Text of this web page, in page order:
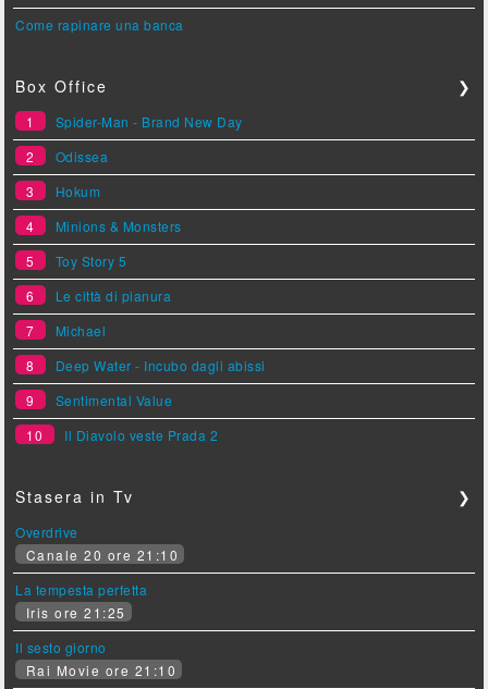
Come rapinare una banca
Box Office ❯
1
Spider-Man - Brand New Day
2
Odissea
3
Hokum
4
Minions & Monsters
5
Toy Story 5
6
Le città di pianura
7
Michael
8
Deep Water - Incubo dagli abissi
9
Sentimental Value
10
Il Diavolo veste Prada 2
Stasera in Tv ❯
Overdrive
Canale 20 ore 21:10
La tempesta perfetta
Iris ore 21:25
Il sesto giorno
Rai Movie ore 21:10